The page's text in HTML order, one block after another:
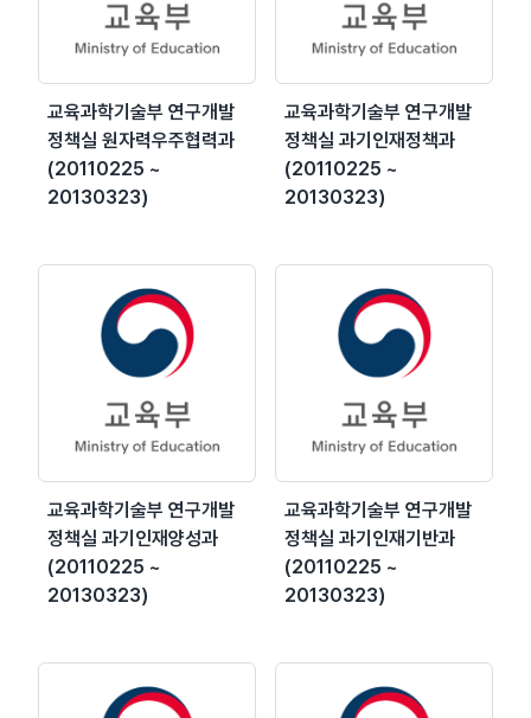
교육과학기술부 연구개발
정책실 원자력우주협력과
(20110225 ~
20130323)
교육과학기술부 연구개발
정책실 과기인재정책과
(20110225 ~
20130323)
교육과학기술부 연구개발
정책실 과기인재양성과
(20110225 ~
20130323)
교육과학기술부 연구개발
정책실 과기인재기반과
(20110225 ~
20130323)